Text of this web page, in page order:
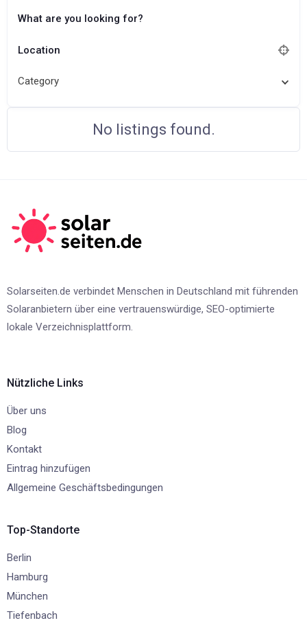
What are you looking for?
Location
Category
No listings found.
Solarseiten.de verbindet Menschen in Deutschland mit führenden
Solaranbietern über eine vertrauenswürdige, SEO-optimierte
lokale Verzeichnisplattform.
Nützliche Links
Über uns
Blog
Kontakt
Eintrag hinzufügen
Allgemeine Geschäftsbedingungen
Top-Standorte
Berlin
Hamburg
München
Tiefenbach